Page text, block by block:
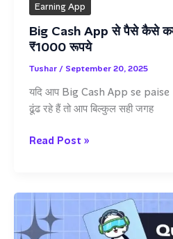
Earning App
Big Cash App से पैसे कैसे
₹1000 रूपये
Tushar / September 20, 2025
यदि आप Big Cash App se paise
ढूंढ रहे हैं तो आप बिल्कुल सही जगह
Big
से
पैसे
कैसे
Read Post »